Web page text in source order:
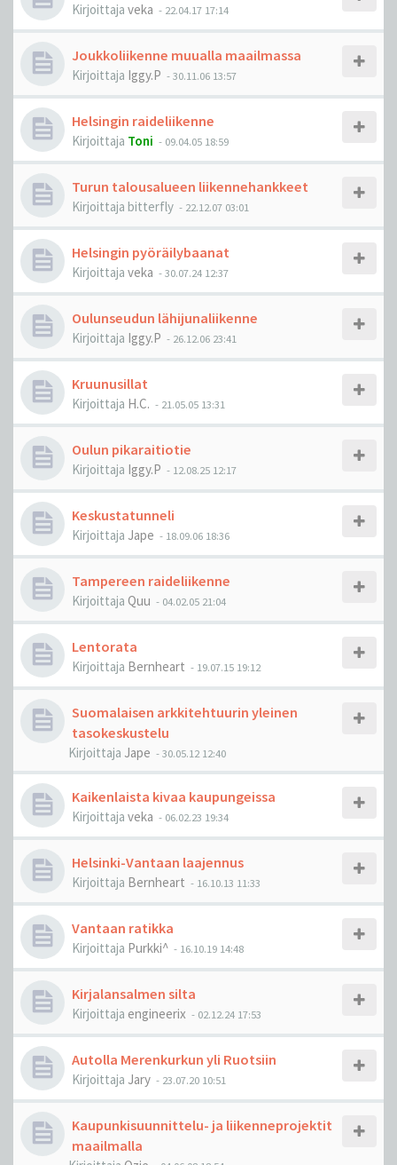
Kirjoittaja veka - 22.04.17 17:14
Joukkoliikenne muualla maailmassa
Kirjoittaja Iggy.P -30.11.06 13:57
Helsingin raideliikenne
Kirjoittaja Toni - 09.04.05 18:59
Turun talousalueen liikennehankkeet
Kirjoittaja bitterfly - 22.12.07 03:01
Helsingin pyöräilybaanat
Kirjoittaja veka -30.07.24 12:37
Oulunseudun lähijunaliikenne
Kirjoittaja Iggy.P - 26.12.06 23:41
Kruunusillat
Kirjoittaja H.C. - 21.05.05 13:31
Oulun pikaraitiotie
Kirjoittaja Iggy.P - 12.08.25 12:17
Keskustatunneli
Kirjoittaja Jape - 18.09.06 18:36
Tampereen raideliikenne
Kirjoittaja Quu - 04.02.05 21:04
Lentorata
Kirjoittaja Bernheart - 19.07.15 19:12
Suomalaisen arkkitehtuurin yleinen
tasokeskustelu
Kirjoittaja Jape -30.05.12 12:40
Kaikenlaista kivaa kaupungeissa
Kirjoittaja veka - 06.02.23 19:34
Helsinki-Vantaan laajennus
Kirjoittaja Bernheart - 16.10.13 11:33
Vantaan ratikka
Kirjoittaja Purkki^ - 16.10.19 14:48
Kirjalansalmen silta
Kirjoittaja engineerix - 02.12.24 17:53
Autolla Merenkurkun yli Ruotsiin
Kirjoittaja Jary - 23.07.20 10:51
Kaupunkisuunnittelu- ja liikenneprojektit
maailmalla